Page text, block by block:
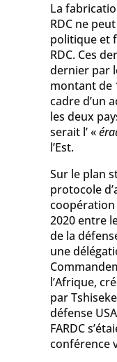
La
RDC ne
politique et
RDC. Ces
dernier par
montant de
cadre d’un
les deux
serait l’ «
l’Est.
Sur le plan
protocole
2020 entre
de la
une
l’Afrique,
par
défense
FARDC
conférence